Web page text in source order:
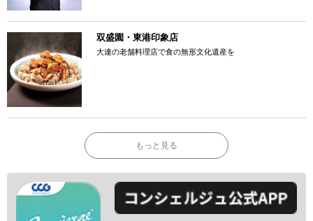
双盛園・東港印象店
大連の老舗料理店で食の無形文化遺産を
もっと見る